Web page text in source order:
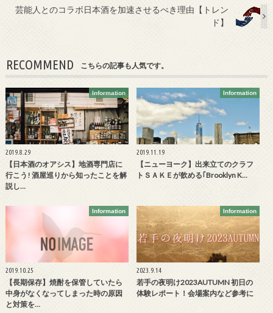
芸能人とのコラボ日本酒を加速させるべき理由【トレン
ド】
RECOMMEND こちらの記事も人気です。
Information
2019.8.29
【日本酒のオアシス】地酒専門店に
行こう! 酒屋巡りから知ったことを解
説し…
Information
2019.11.19
【ニューヨーク】出来立てのクラフ
トＳＡＫＥが飲める｢Brooklyn K…
Information
2019.10.25
【長期保存】焼酎を保管していたら
中身がなくなってしまった時の原因
と対策を…
Information
2023.9.14
若手の夜明け2023AUTUMN 初日の
体験レポート！会場案内など参考に